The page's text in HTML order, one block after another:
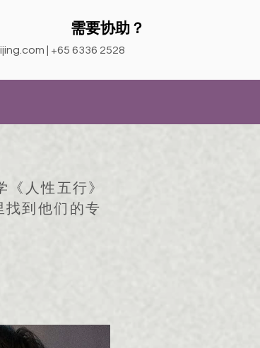
需要协助？
| +65 6336 2528
人性五行》
找到他们的专